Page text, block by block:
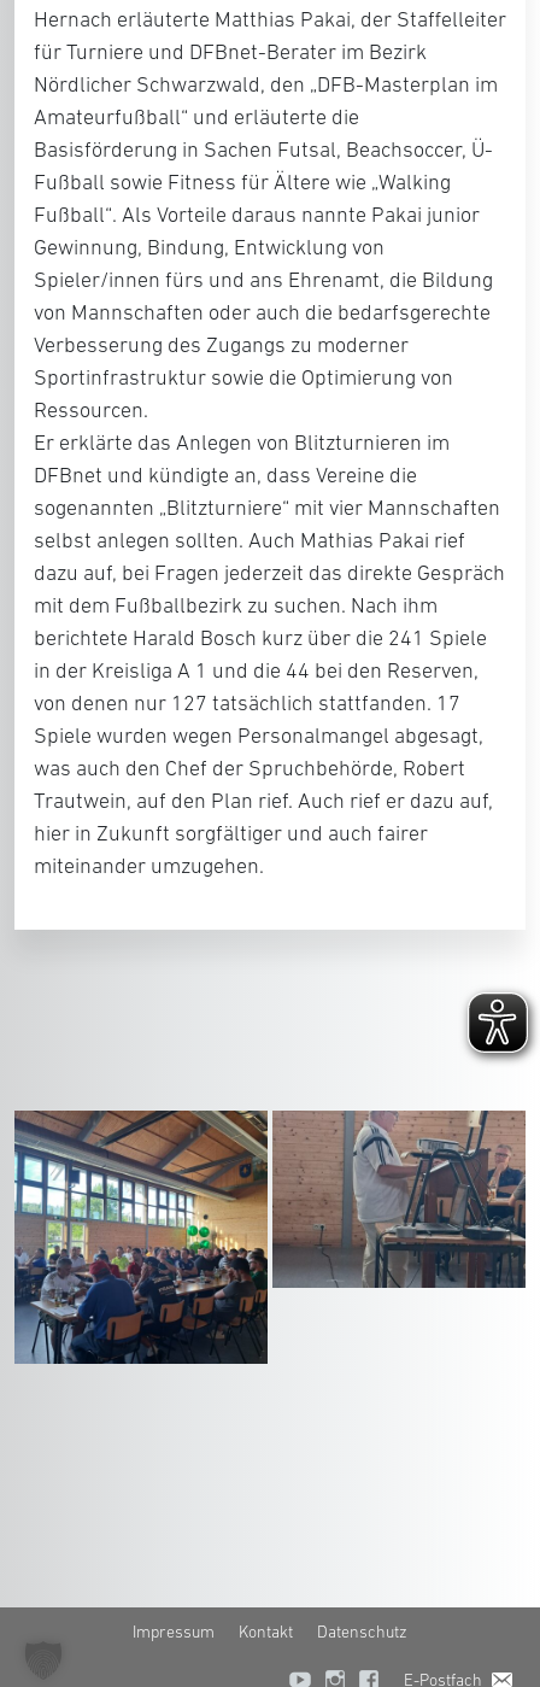
Hernach erläuterte Matthias Pakai, der Staffelleiter
für Turniere und DFBnet-Berater im Bezirk
Nördlicher Schwarzwald, den „DFB-Masterplan im
Amateurfußball“ und erläuterte die
Basisförderung in Sachen Futsal, Beachsoccer, Ü-
Fußball sowie Fitness für Ältere wie „Walking
Fußball“. Als Vorteile daraus nannte Pakai junior
Gewinnung, Bindung, Entwicklung von
Spieler/innen fürs und ans Ehrenamt, die Bildung
von Mannschaften oder auch die bedarfsgerechte
Verbesserung des Zugangs zu moderner
Sportinfrastruktur sowie die Optimierung von
Ressourcen.
Er erklärte das Anlegen von Blitzturnieren im
DFBnet und kündigte an, dass Vereine die
sogenannten „Blitzturniere“ mit vier Mannschaften
selbst anlegen sollten. Auch Mathias Pakai rief
dazu auf, bei Fragen jederzeit das direkte Gespräch
mit dem Fußballbezirk zu suchen. Nach ihm
berichtete Harald Bosch kurz über die 241 Spiele
in der Kreisliga A 1 und die 44 bei den Reserven,
von denen nur 127 tatsächlich stattfanden. 17
Spiele wurden wegen Personalmangel abgesagt,
was auch den Chef der Spruchbehörde, Robert
Trautwein, auf den Plan rief. Auch rief er dazu auf,
hier in Zukunft sorgfältiger und auch fairer
miteinander umzugehen.
Impressum Kontakt Datenschutz
E-Postfach